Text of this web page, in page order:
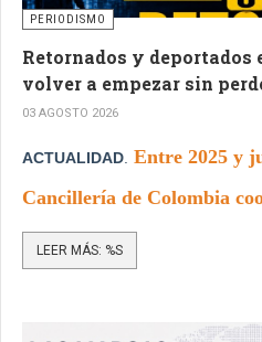
PERIODISMO
Retornados y deportados
volver a empezar sin
03 AGOSTO 2026
ACTUALIDAD Entre 2025 y
Cancillería de Colombia
procedentes de Estados
regreso de 13.907
LEER MÁS: %S